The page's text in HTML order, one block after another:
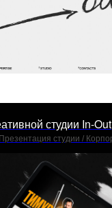
студии In-Out
студии /